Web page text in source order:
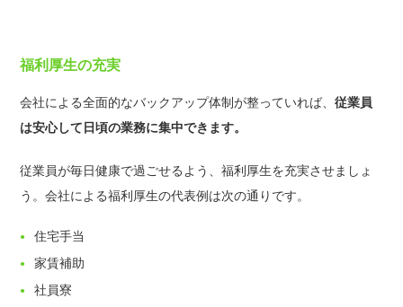
福利厚生の充実
会社による全面的なバックアップ体制が整っていれば、従業員
は安心して日頃の業務に集中できます。
従業員が毎日健康で過ごせるよう、福利厚生を充実させましょ
う。会社による福利厚生の代表例は次の通りです。
住宅手当
家賃補助
社員寮